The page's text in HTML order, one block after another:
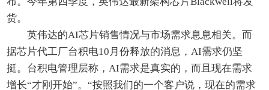
货。
英伟达的AI芯片销售情况与市场需求息息相关。而
据芯片代工厂台积电10月份释放的消息，AI需求仍坚
挺。台积电管理层称，AI需求是真实的，而且现在需求
增长“才刚开始”。“按照我们的一个客户说，现在的需求